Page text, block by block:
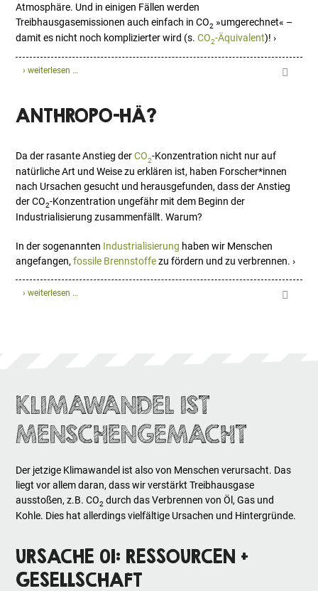
Atmosphäre. Und in einigen Fällen werden
Treibhausgasemissionen auch einfach in CO2 »umgerechnet« –
damit es nicht noch komplizierter wird (s.CO2-Äquivalent)! ›
› weiterlesen …
ANTHROPO-HÄ?
Da der rasante Anstieg derCO2-Konzentration nicht nur auf
natürliche Art und Weise zu erklären ist, haben Forscher*innen
nach Ursachen gesucht und herausgefunden, dass der Anstieg
der CO2-Konzentration ungefähr mit dem Beginn der
Industrialisierung zusammenfällt. Warum?
In der sogenannten Industrialisierung haben wir Menschen
angefangen,fossile Brennstoffezu fördern und zu verbrennen. ›
› weiterlesen …
KLIMAWANDEL IST
MENSCHENGEMACHT
Der jetzige Klimawandel ist also von Menschen verursacht. Das
liegt vor allem daran, dass wir verstärkt Treibhausgase
ausstoßen, z.B. CO2 durch das Verbrennen von Öl, Gas und
Kohle. Dies hat allerdings vielfältige Ursachen und Hintergründe.
URSACHE 01: RESSOURCEN +
GESELLSCHAFT